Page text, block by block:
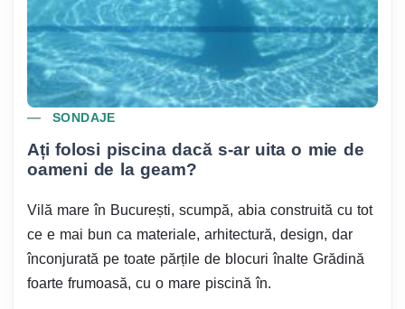
SONDAJE
Ați folosi piscina dacă s-ar uita o mie de
oameni de la geam?
Vilă mare în București, scumpă, abia construită cu tot
ce e mai bun ca materiale, arhitectură, design, dar
înconjurată pe toate părțile de blocuri înalte Grădină
foarte frumoasă, cu o mare piscină în.